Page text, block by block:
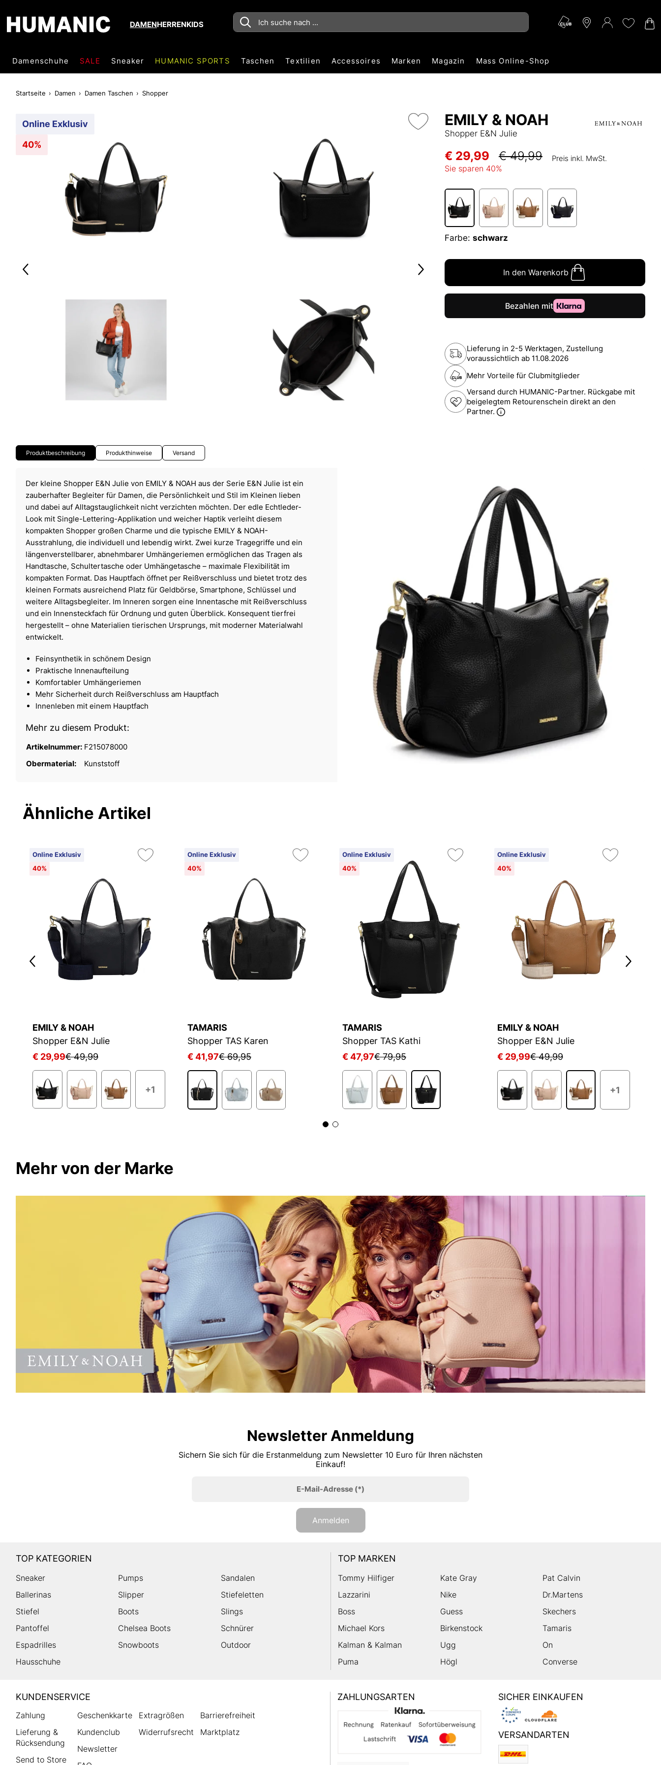
DAMENHERRENKIDS
Damenschuhe SALE Sneaker HUMANIC SPORTS Taschen Textilien Accessoires Marken Magazin Mass Online-Shop
Startseite Damen Damen Taschen Shopper
Online Exklusiv
40%
EMILY & NOAH
Shopper E&N Julie
€ 29,99 € 49,99 Preis inkl. MwSt.
Sie sparen 40%
Farbe: schwarz
In den Warenkorb
Lieferung in 2-5 Werktagen, Zustellung
voraussichtlich ab 11.08.2026
Mehr Vorteile für Clubmitglieder
Versand durch HUMANIC-Partner. Rückgabe mit
beigelegtem Retourenschein direkt an den
Partner.
Produktbeschreibung Produkthinweise Versand
Der kleine Shopper E&N Julie von EMILY & NOAH aus der Serie E&N Julie ist ein
zauberhafter Begleiter für Damen, die Persönlichkeit und Stil im Kleinen lieben
und dabei auf Alltagstauglichkeit nicht verzichten möchten. Der edle Echtleder-
Look mit Single-Lettering-Applikation und weicher Haptik verleiht diesem
kompakten Shopper großen Charme und die typische EMILY & NOAH-
Ausstrahlung, die individuell und lebendig wirkt. Zwei kurze Tragegriffe und ein
längenverstellbarer, abnehmbarer Umhängeriemen ermöglichen das Tragen als
Handtasche, Schultertasche oder Umhängetasche – maximale Flexibilität im
kompakten Format. Das Hauptfach öffnet per Reißverschluss und bietet trotz des
kleinen Formats ausreichend Platz für Geldbörse, Smartphone, Schlüssel und
weitere Alltagsbegleiter. Im Inneren sorgen eine Innentasche mit Reißverschluss
und ein Innensteckfach für Ordnung und guten Überblick. Konsequent tierfrei
hergestellt – ohne Materialien tierischen Ursprungs, mit moderner Materialwahl
entwickelt.
Feinsynthetik in schönem Design
Praktische Innenaufteilung
Komfortabler Umhängeriemen
Mehr Sicherheit durch Reißverschluss am Hauptfach
Innenleben mit einem Hauptfach
Mehr zu diesem Produkt:
Artikelnummer: F215078000
Obermaterial:
Kunststoff
Ähnliche Artikel
Online Exklusiv
40%
EMILY & NOAH
Shopper E&N Julie
€ 29,99€ 49,99
+1
Online Exklusiv
40%
TAMARIS
Shopper TAS Karen
€ 41,97€ 69,95
Online Exklusiv
40%
TAMARIS
Shopper TAS Kathi
€ 47,97€ 79,95
Online Exklusiv
40%
EMILY & NOAH
Shopper E&N Julie
€ 29,99€ 49,99
+1
Mehr von der Marke
Newsletter Anmeldung
Sichern Sie sich für die Erstanmeldung zum Newsletter 10 Euro für Ihren nächsten
Einkauf!
E-Mail-Adresse(*)
Anmelden
TOP KATEGORIEN
Sneaker Pumps
Sandalen
Ballerinas
Slipper
Stiefeletten
Stiefel
Boots
Slings
Pantoffel
Chelsea Boots
Schnürer
Espadrilles
Snowboots
Outdoor
Hausschuhe
TOP MARKEN
Tommy Hilfiger Kate Gray
Pat Calvin
Lazzarini
Nike
Dr.Martens
Boss
Guess
Skechers
Michael Kors
Birkenstock
Tamaris
Kalman & Kalman
Ugg
On
Puma
Högl Converse
HUMANIC
Footer
KUNDENSERVICE
Zahlung
Lieferung &
Rücksendung
Send to Store
Geschenkkarte
Kundenclub
Newsletter
Extragrößen
Widerrufsrecht
Barrierefreiheit
Marktplatz
ZAHLUNGSARTEN SICHER EINKAUFEN
VERSANDARTEN